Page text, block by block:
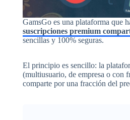
GamsGo es una plataforma que
suscripciones premium
sencillas y 100% seguras.
El principio es sencillo: la
(multiusuario, de empresa o con
comparte por una fracción del